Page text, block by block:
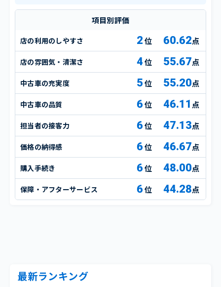
項目別評価
店の利用のしやすさ 2 60.62点
店の雰囲気・清潔さ 4 55.67点
中古車の充実度 5 55.20点
中古車の品質 6 46.11 点
担当者の接客力 6 47.13点
価格の納得感 6 46.67点
購入手続き 6 48.00点
保障・アフターサービス 6 44.28点
最新ランキング